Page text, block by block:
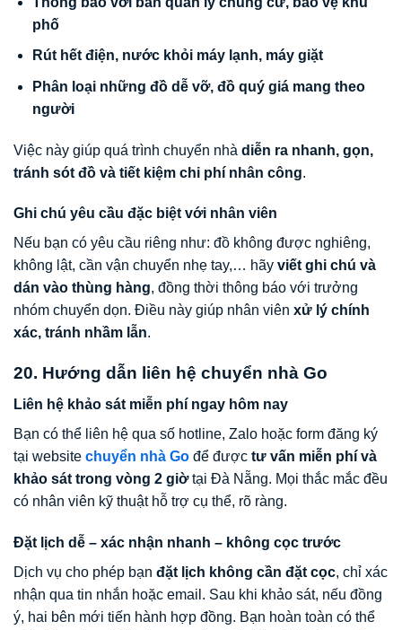
phố
Rút hết điện, nước khỏi máy lạnh, máy giặt
Phân loại những đồ dễ vỡ, đồ quý giá mang theo
người
Việc này giúp quá trình chuyển nhà diễn ra nhanh, gọn,
tránh sót đồ và tiết kiệm chi phí nhân công.
Ghi chú yêu cầu đặc biệt với nhân viên
Nếu bạn có yêu cầu riêng như: đồ không được nghiêng,
không lật, cần vận chuyển nhẹ tay,… hãy viết ghi chú và
dán vào thùng hàng, đồng thời thông báo với trưởng
nhóm chuyển dọn. Điều này giúp nhân viên xử lý chính
xác, tránh nhầm lẫn.
20. Hướng dẫn liên hệ chuyển nhà Go
Liên hệ khảo sát miễn phí ngay hôm nay
Bạn có thể liên hệ qua số hotline, Zalo hoặc form đăng ký
tại website chuyển nhà Go để được tư vấn miễn phí và
khảo sát trong vòng 2 giờtại Đà Nẵng. Mọi thắc mắc đều
có nhân viên kỹ thuật hỗ trợ cụ thể, rõ ràng.
Đặt lịch dễ – xác nhận nhanh – không cọc trước
Dịch vụ cho phép bạn đặt lịch không cần đặt cọc, chỉ xác
nhận qua tin nhắn hoặc email. Sau khi khảo sát, nếu đồng
ý, hai bên mới tiến hành hợp đồng. Bạn hoàn toàn có thể